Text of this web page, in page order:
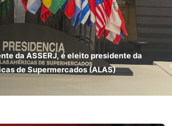
da ASSERJ, é eleito presidente da
de Supermercados (ALAS)